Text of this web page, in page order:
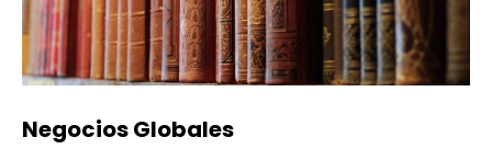
Negocios Globales